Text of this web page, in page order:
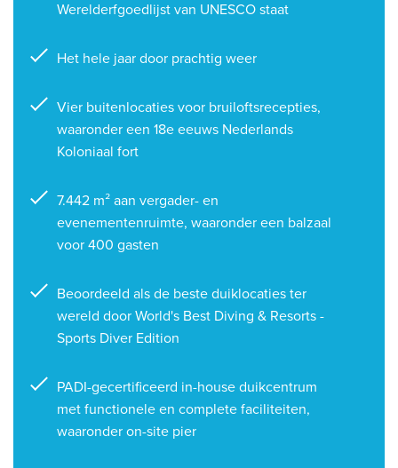
Werelderfgoedlijst van UNESCO staat
Het hele jaar door prachtig weer
Vier buitenlocaties voor bruiloftsrecepties,
waaronder een 18e eeuws Nederlands
Koloniaal fort
7.442 m² aan vergader- en
evenementenruimte, waaronder een balzaal
voor 400 gasten
Beoordeeld als de beste duiklocaties ter
wereld door World's Best Diving & Resorts -
Sports Diver Edition
PADI-gecertificeerd in-house duikcentrum
met functionele en complete faciliteiten,
waaronder on-site pier